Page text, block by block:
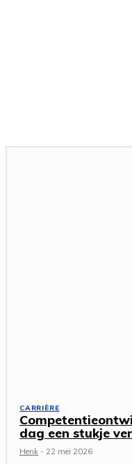
CARRIÈRE
dag een stukje
Henk - 22 mei 2026